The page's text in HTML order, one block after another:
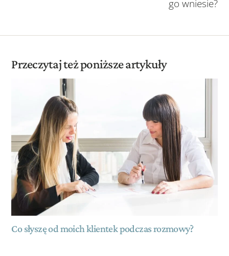
go wniesie?
Przeczytaj też poniższe artykuły
Co słyszę od moich klientek podczas rozmowy?